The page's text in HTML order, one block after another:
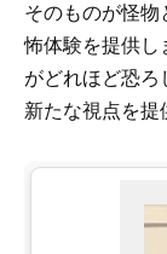
そのものが怪
怖体験を提供し
がどれほど恐
新たな視点を提